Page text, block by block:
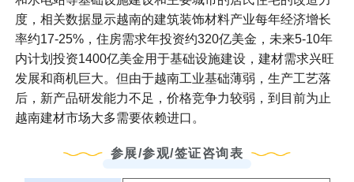
度，相关数据显示越南的建筑装饰材料产业每年经济增长
率约17-25%，住房需求年投资约320亿美金，未来5-10年
内计划投资1400亿美金用于基础设施建设，建材需求兴旺
发展和商机巨大。但由于越南工业基础薄弱，生产工艺落
后，新产品研发能力不足，价格竞争力较弱，到目前为止
越南建材市场大多需要依赖进口。
参展/参观/签证咨询表